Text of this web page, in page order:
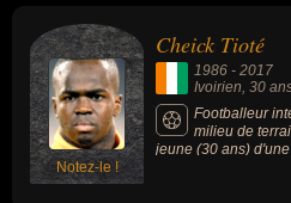
après sa retraite de
Notez-le !
Cheick Tioté
1986 - 2017
Ivoirien, 30
Footballeur
milieu de
jeune (30 ans)